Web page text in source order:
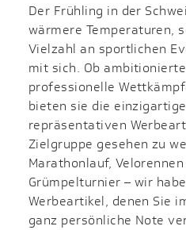
Der Frühling in der
wärmere Temperaturen,
Vielzahl an sportlichen
mit sich. Ob
professionelle
bieten sie die
repräsentativen
Zielgruppe gesehen zu
Marathonlauf,
Grümpelturnier – wir
Werbeartikel, denen Sie
ganz persönliche Note